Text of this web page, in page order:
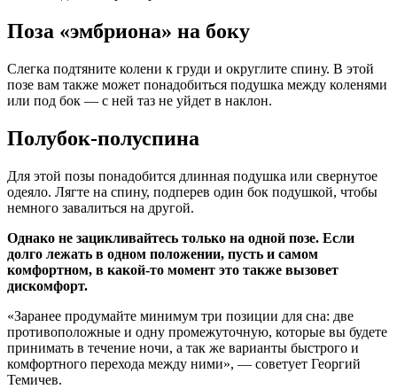
Поза «эмбриона» на боку
Слегка подтяните колени к груди и округлите спину. В этой
позе вам также может понадобиться подушка между коленями
или под бок — с ней таз не уйдет в наклон.
Полубок-полуспина
Для этой позы понадобится длинная подушка или свернутое
одеяло. Лягте на спину, подперев один бок подушкой, чтобы
немного завалиться на другой.
Однако не зацикливайтесь только на одной позе. Если
долго лежать в одном положении, пусть и самом
комфортном, в какой-то момент это также вызовет
дискомфорт.
«Заранее продумайте минимум три позиции для сна: две
противоположные и одну промежуточную, которые вы будете
принимать в течение ночи, а так же варианты быстрого и
комфортного перехода между ними», — советует Георгий
Темичев.